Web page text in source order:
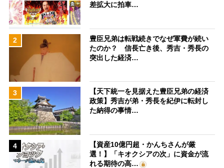
差拡大に拍車…
2
豊臣兄弟は転戦続きでなぜ軍費が続い
たのか？ 信長亡き後、秀吉・秀長の
突出した経済…
3
【天下統一を見据えた豊臣兄弟の経済
政策】秀吉が弟・秀長を紀伊に転封し
た納得の事情…
4
【資産10億円超・かんちさんが厳
選！】「キオクシアの次」に資金が流
れる期待の高…